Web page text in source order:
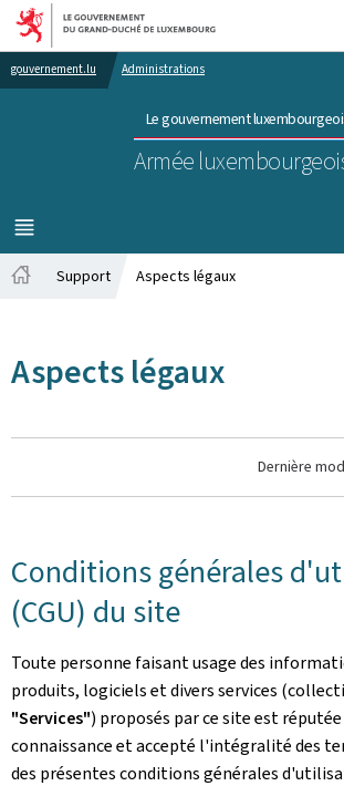
Aller au menu principal
Aller au contenu
gouvernement.lu Administrations
Le gouvernement
Armée
MENU
PRINCIPAL
Support Aspects légaux
Aspects légaux
Dernière
Conditions générales
(CGU) du site
Toute personne faisant usage des
produits, logiciels et divers services
"Services") proposés par ce site est
connaissance et accepté l'intégralité des
des présentes conditions générales